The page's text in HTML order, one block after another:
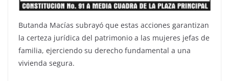
Butanda Macías subrayó que estas acciones garantizan
la certeza jurídica del patrimonio a las mujeres jefas de
familia, ejerciendo su derecho fundamental a una
vivienda segura.